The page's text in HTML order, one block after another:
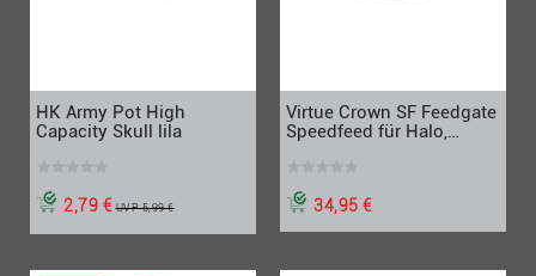
HK Army Pot High
Capacity Skull lila
2,79 €UVP 5,99 €
Virtue Crown SF Feedgate
Speedfeed für Halo,
34,95 €